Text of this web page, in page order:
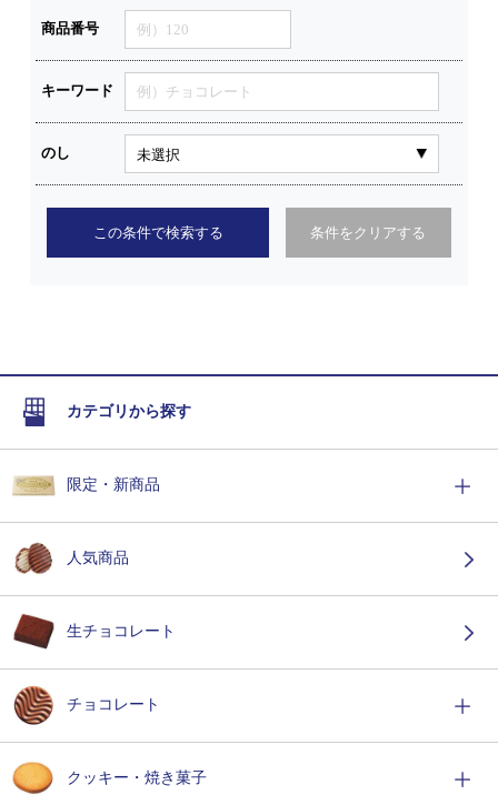
商品番号
キーワード
のし
この条件で検索する 条件をクリアする
カテゴリから探す
限定・新商品
人気商品
生チョコレート
チョコレート
クッキー・焼き菓子